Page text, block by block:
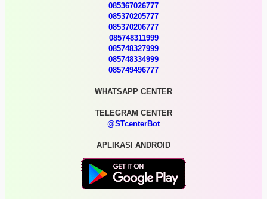
085367026777
085370205777
085370206777
085748311999
085748327999
085748334999
085749496777
WHATSAPP CENTER
TELEGRAM CENTER
@STcenterBot
APLIKASI ANDROID